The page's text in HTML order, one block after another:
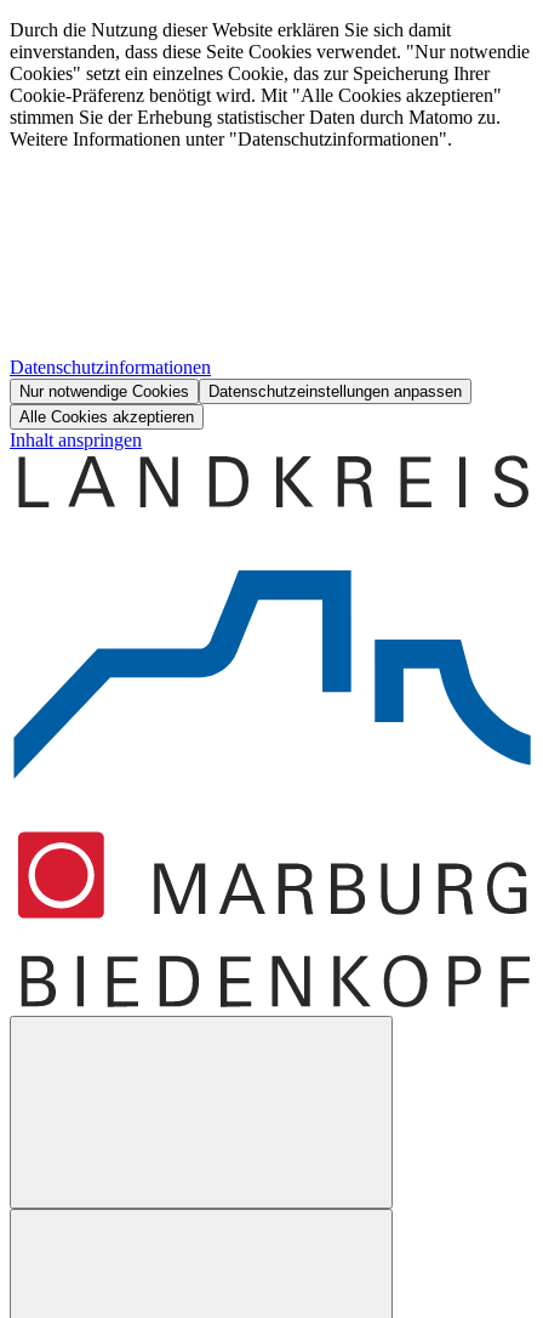
Durch die Nutzung dieser Website erklären Sie sich damit
einverstanden, dass diese Seite Cookies verwendet. "Nur notwendie
Cookies" setzt ein einzelnes Cookie, das zur Speicherung Ihrer
Cookie-Präferenz benötigt wird. Mit "Alle Cookies akzeptieren"
stimmen Sie der Erhebung statistischer Daten durch Matomo zu.
Weitere Informationen unter "Datenschutzinformationen".
Datenschutzinformationen
Nur notwendige Cookies
Datenschutzeinstellungen anpassen
Alle Cookies akzeptieren
Inhalt anspringen